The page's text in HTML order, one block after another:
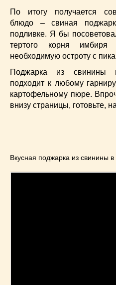
Супы
Торты(52)
Украинская кухня (129)
Фасоль(20)
Фото еды(10)
Французская кухня(22)
Хлеб(21)
Что приготовить из тыквы(14)
Что приготовить на завтрак?
По итогу получается
блюдо – свиная
подливке. Я бы
тертого корня
необходимую остроту с
Поджарка из свинины
подходит к любому
картофельному пюре.
внизу страницы, готовьте,
Вкусная поджарка из свинины